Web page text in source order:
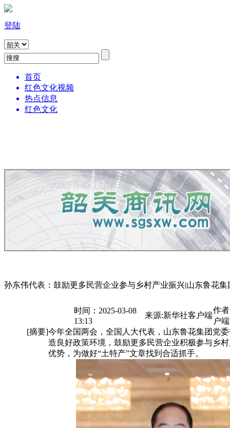
登陆
首页
红色文化视频
热点信息
红色文化
孙东伟代表：鼓励更多民营企业参与乡村产业振兴|山东鲁花集
时间：2025-03-08
13:13
来源:新华社客户端
作
户端
[摘要]今年全国两会，全国人大代表，山东鲁花集团党
造良好政策环境，鼓励更多民营企业积极参与乡
优势，为做好“土特产”文章找到合适抓手。